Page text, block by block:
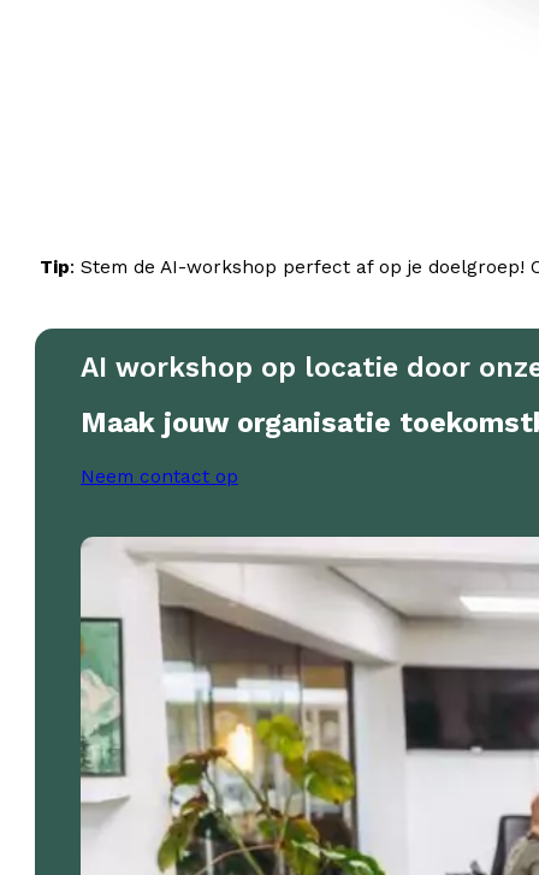
Tip: Stem de AI-workshop perfect af op je doelgroep!
AI workshop op locatie door
Maak jouw organisatie
Neem contact op